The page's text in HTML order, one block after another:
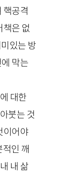
핵공격
책은 없
있는 방
막는
대한
붓는 것
이어야
인 깨
내 삶